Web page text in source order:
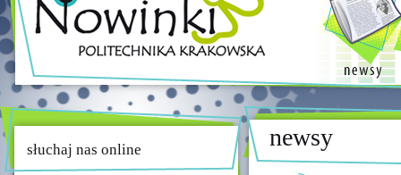
słuchaj nas online newsy